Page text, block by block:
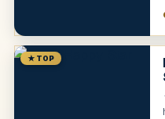
★ TOP